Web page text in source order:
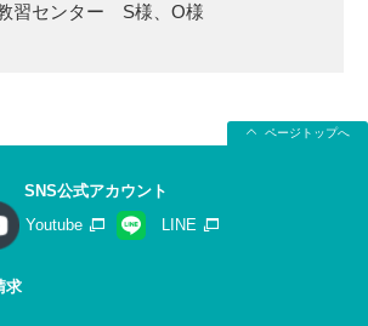
習センター S様、O様
ページトップへ
SNS公式アカウント
Youtube
LINE
求